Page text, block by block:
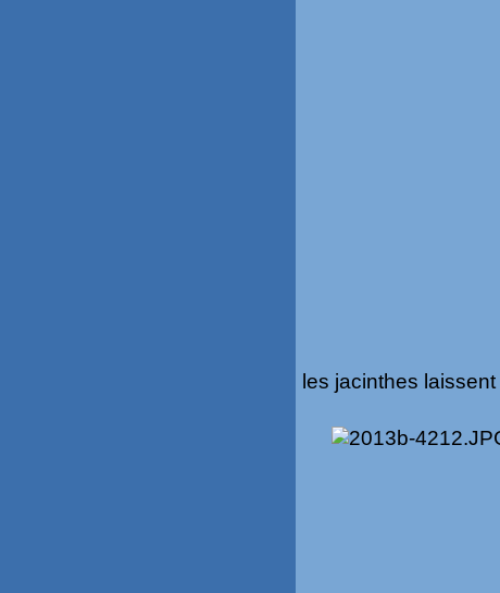
les jacinthes